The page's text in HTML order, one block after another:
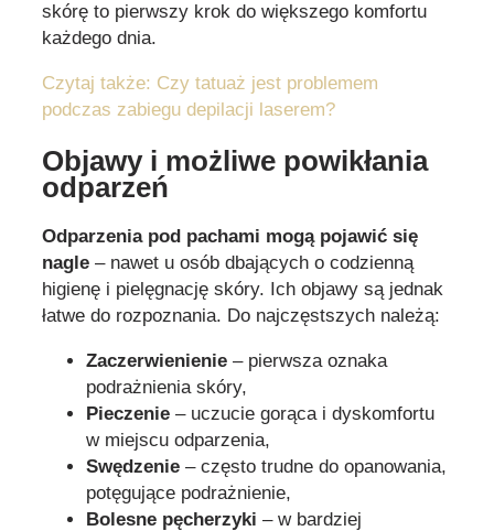
skórę to pierwszy krok do większego komfortu
każdego dnia.
Czytaj także: Czy tatuaż jest problemem
podczas zabiegu depilacji laserem?
Objawy i możliwe powikłania
odparzeń
Odparzenia pod pachami mogą pojawić się
nagle – nawet u osób dbających o codzienną
higienę i pielęgnację skóry. Ich objawy są jednak
łatwe do rozpoznania. Do najczęstszych należą:
Zaczerwienienie – pierwsza oznaka
podrażnienia skóry,
Pieczenie – uczucie gorąca i dyskomfortu
w miejscu odparzenia,
Swędzenie – często trudne do opanowania,
potęgujące podrażnienie,
Bolesne pęcherzyki – w bardziej